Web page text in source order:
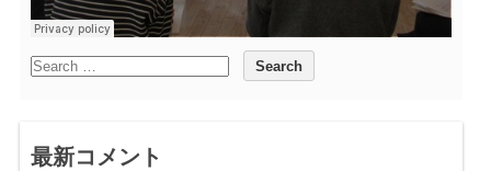
最新コメント